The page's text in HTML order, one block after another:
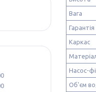
Вага
Гарантія
Каркас
Насос-
Об'єм